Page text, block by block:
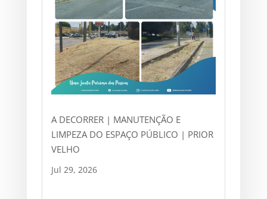
A DECORRER | MANUTENÇÃO E
LIMPEZA DO ESPAÇO PÚBLICO | PRIOR
VELHO
Jul 29, 2026